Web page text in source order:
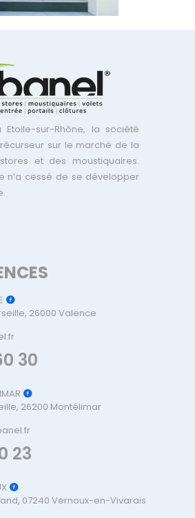
sur-Rhône, la société
sur le marché de la
et des moustiquaires.
n’a cessé de se développer
26000 Valence
30
26200 Montélimar
23
07240 Vernoux-en-Vivarais